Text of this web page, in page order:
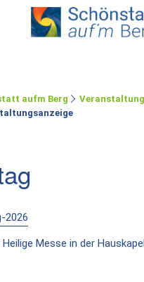
aufm Berg
2026
Heilige Messe in der